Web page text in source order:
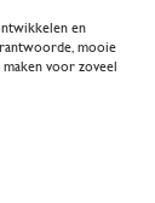
en
mooie
voor zoveel